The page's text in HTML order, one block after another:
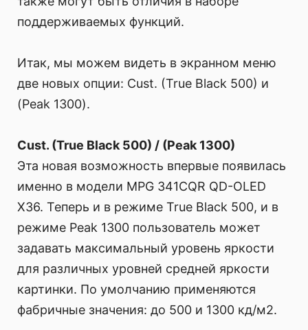
поддерживаемых функций.
Итак, мы можем видеть в экранном меню
две новых опции: Cust. (True Black 500) и
(Peak 1300).
Cust. (True Black 500) / (Peak 1300)
Эта новая возможность впервые появилась
именно в модели MPG 341CQR QD-OLED
X36. Теперь и в режиме True Black 500, и в
режиме Peak 1300 пользователь может
задавать максимальный уровень яркости
для различных уровней средней яркости
картинки. По умолчанию применяются
фабричные значения: до 500 и 1300 кд/м2.